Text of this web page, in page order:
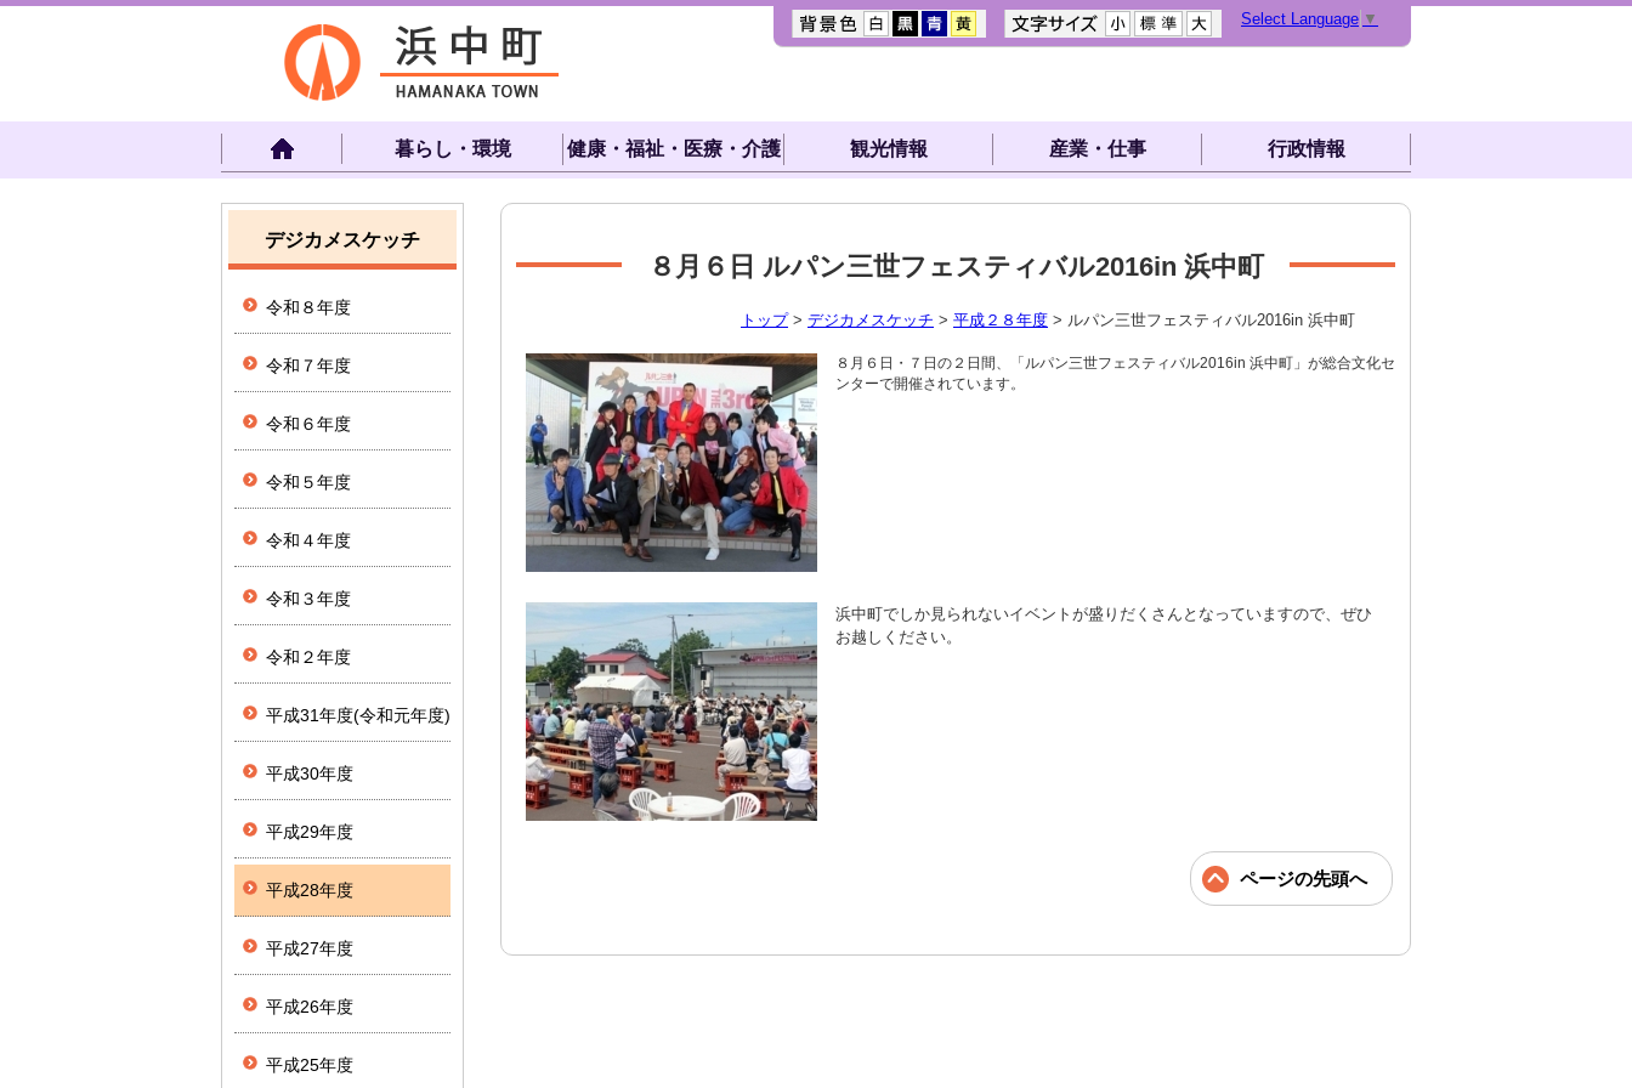
Select Language ▼
暮らし・環境 健康・福祉・医療・介護 観光情報 産業・仕事 行政情報
８月６日 ルパン三世フェスティバル2016in 浜中町
トップ> デジカメスケッチ > 平成２８年度 > ルパン三世フェスティバル2016in 浜中町
８月６日・７日の２日間、「ルパン三世フェスティバル2016in 浜中町」が総合文化セ
ンターで開催されています。
浜中町でしか見られないイベントが盛りだくさんとなっていますので、ぜひ
お越しください。
ページの先頭へ
デジカメスケッチ
令和８年度
令和７年度
令和６年度
令和５年度
令和４年度
令和３年度
令和２年度
平成31年度(令和元年度)
平成30年度
平成29年度
平成28年度
平成27年度
平成26年度
平成25年度